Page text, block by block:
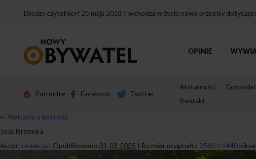
Drodzy czytelnicy! 25 maja 2018 r. wchodzą w życie nowe przepisy
strony
OPINIE
Patronite Facebook Twitter
Aktualności
Kontakt
← Walczyła o godność
Jola Brzeska
Autor: redakcja | Opublikowano 01-03-2025 | Rozmiar oryginału: 2560 × 1440